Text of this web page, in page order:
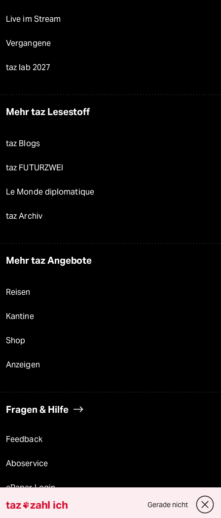
Live im Stream
Vergangene
taz lab 2027
Mehr taz Lesestoff
taz Blogs
taz FUTURZWEI
Le Monde diplomatique
taz Archiv
Mehr taz Angebote
Reisen
Kantine
Shop
Anzeigen
Fragen & Hilfe
Feedback
Aboservice
ePaper Login
Downloads für Abonnierende
taz zahl ich Gerade nicht